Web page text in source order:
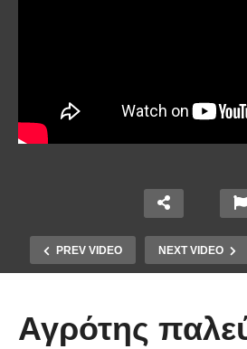
PREV VIDEO NEXT VIDEO
Αγρότης